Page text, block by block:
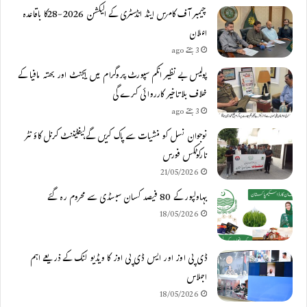
چیمبر آف کامرس اینڈ انڈسٹری کے الیکشن 2026-28کا باقاعدہ
اعلان
3 ہفتے ago
پولیس بے نظیر انکم سپورٹ پروگرام میں ایجنٹ اور بھتہ مافیا کے
خلاف بلاتاخیر کارروائی کرے گی
3 ہفتے ago
نوجوان نسل کو منشیات سے پاک کریں گے،لیفٹیننٹ کرنل کاؤنٹر
نارکوٹکس فورس
21/05/2026
بہاولپور کے 80 فیصد کسان سبسڈی سے محروم رہ گئے
18/05/2026
ڈی پی اوز اور ایس ڈی پی اوز کا ویڈیو لنک کے ذریعے اہم
اجلاس
18/05/2026